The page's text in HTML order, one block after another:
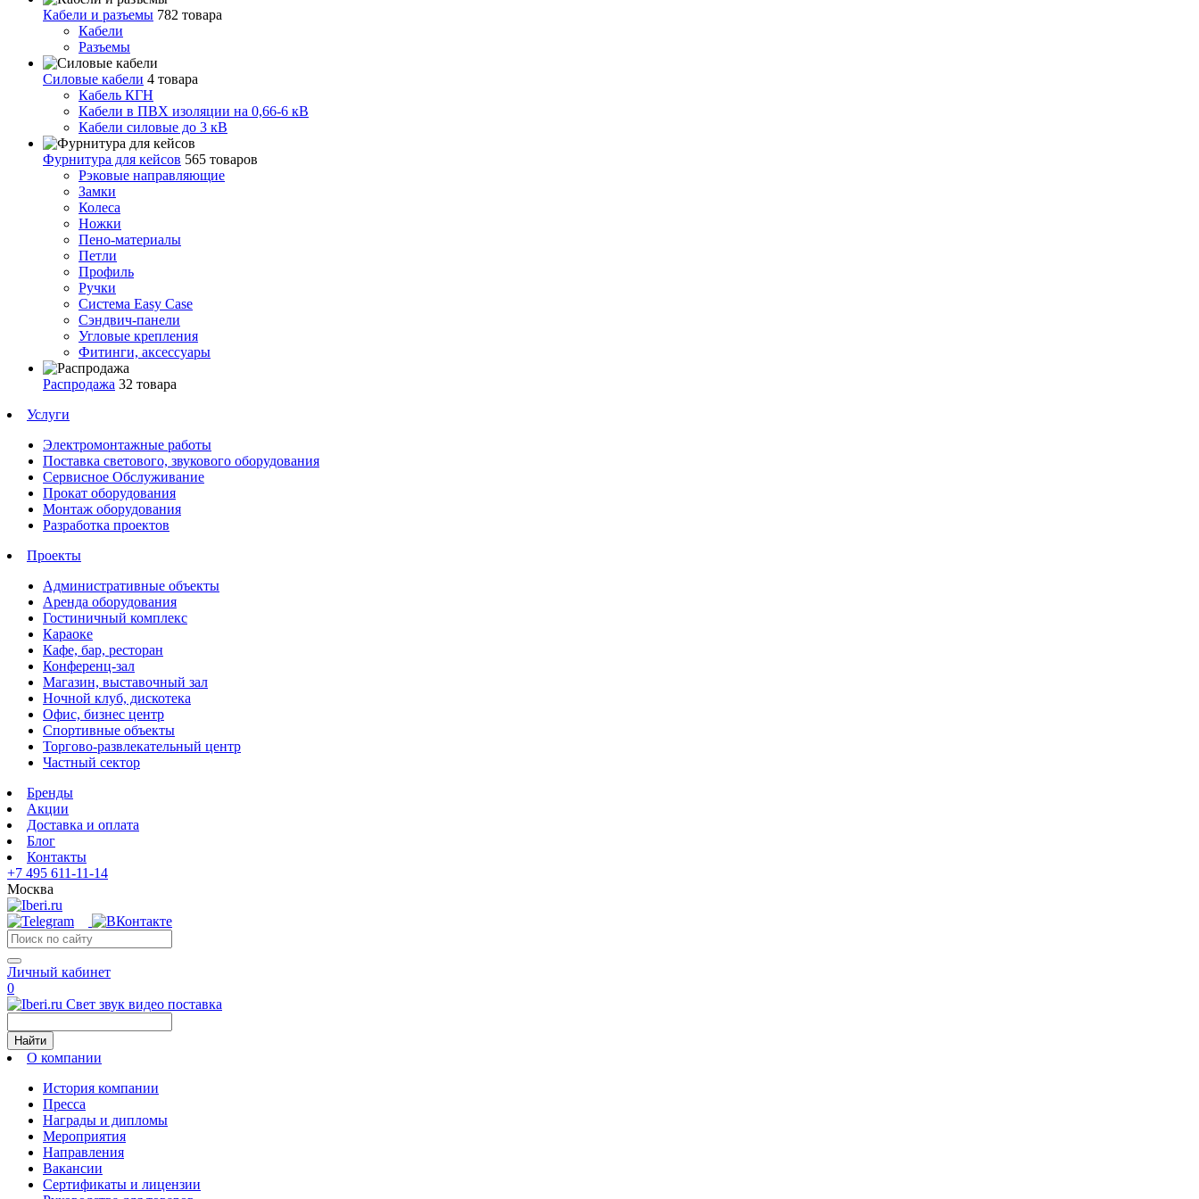
Кабели и разъемы 782 товара
Кабели
Разъемы
Силовые кабели 4 товара
Кабель КГН
Кабели в ПВХ изоляции на 0,66-6 кВ
Кабели силовые до 3 кВ
Фурнитура для кейсов 565 товаров
Рэковые направляющие
Замки
Колеса
Ножки
Пено-материалы
Петли
Профиль
Ручки
Система Easy Case
Сэндвич-панели
Угловые крепления
Фитинги, аксессуары
Распродажа 32 товара
Услуги
Электромонтажные работы
Поставка светового, звукового оборудования
Сервисное Обслуживание
Прокат оборудования
Монтаж оборудования
Разработка проектов
Проекты
Административные объекты
Аренда оборудования
Гостиничный комплекс
Караоке
Кафе, бар, ресторан
Конференц-зал
Магазин, выставочный зал
Ночной клуб, дискотека
Офис, бизнес центр
Спортивные объекты
Торгово-развлекательный центр
Частный сектор
Бренды
Акции
Доставка и оплата
Блог
Контакты
+7 495 611-11-14
Москва
Личный кабинет
0
Свет звук видео поставка
Найти
О компании
История компании
Пресса
Награды и дипломы
Мероприятия
Направления
Вакансии
Сертификаты и лицензии